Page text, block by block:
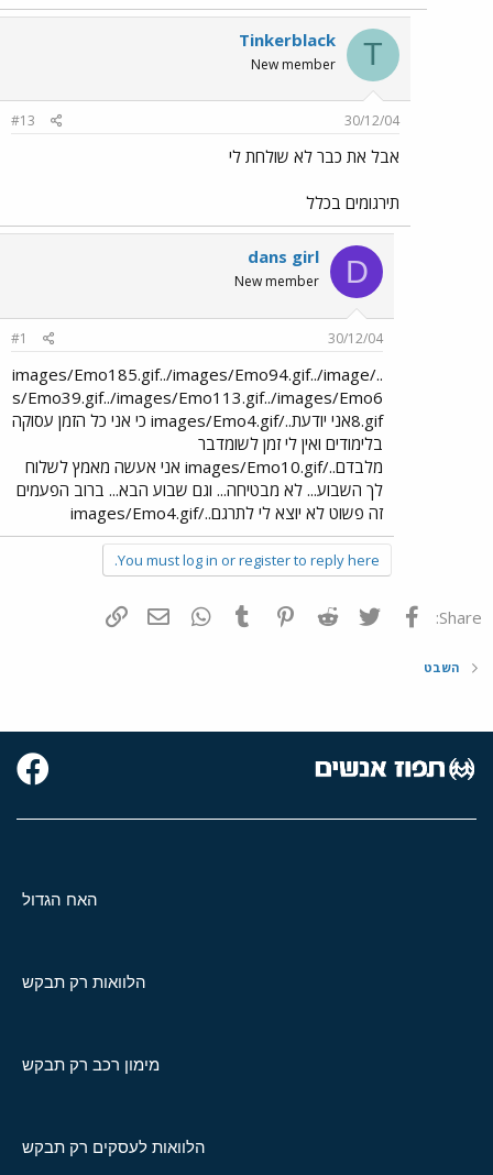
T
Tinkerblack
New member
30/12/04
#13
אבל את כבר לא שולחת לי
תירגומים בכלל
D
dans girl
New member
30/12/04
#1
../images/Emo185.gif../images/Emo94.gif../image
s/Emo39.gif../images/Emo113.gif../images/Emo6
8.gifאני יודעת../images/Emo4.gif כי אני כל הזמן עסוקה
בלימודים ואין לי זמן לשומדבר
מלבדם../images/Emo10.gif אני אעשה מאמץ לשלוח
לך השבוע... לא מבטיחה... וגם שבוע הבא... ברוב הפעמים
זה פשוט לא יוצא לי לתרגם../images/Emo4.gif
You must log in or register to reply here.
Share: פייסבוק Twitter
Reddit
Pinterest
Tumblr
WhatsAppדואר אלקטרוני
השבט
האח הגדול
הלוואות רק תבקש
מימון רכב רק תבקש
הלוואות לעסקים רק תבקש